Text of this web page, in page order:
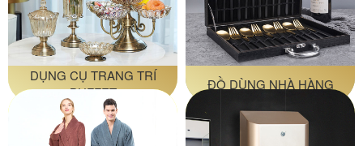
DỤNG CỤ TRANG TRÍ
BUFFET
ĐỒ DÙNG NHÀ HÀNG